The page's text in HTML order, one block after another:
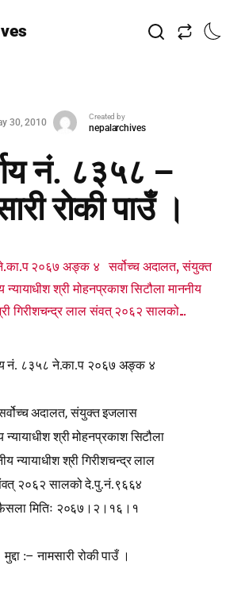
30, 2010
Created by
nepalarchives
नं. ८३५८ –
रोकी पाउँ ।
२०६७ अङ्क ४ सर्वोच्च अदालत, संयुक्त
श्री मोहनप्रकाश सिटौला माननीय
गिरीशचन्द्र लाल संवत् २०६२ सालको...
नं. ८३५८ ने.का.प २०६७ अङ्क ४
अदालत,संयुक्त इजलास
न्यायाधीश श्री मोहनप्रकाश सिटौला
न्यायाधीश श्री गिरीशचन्द्र लाल
२०६२ सालको दे.पु.नं.९६६४
मितिः २०६७।२।१६।१
मुद्दा :–नामसारी रोकी पाउँ ।